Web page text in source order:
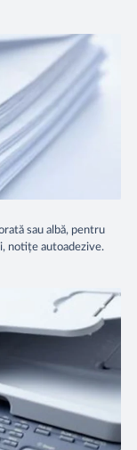
sau albă, pentru
notițe autoadezive.